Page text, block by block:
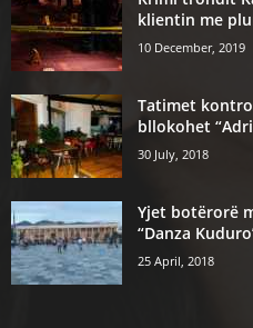
klientin me
10 December, 2019
Tatimet
bllokohet
30 July, 2018
Yjet botërorë
“Danza
25 April, 2018